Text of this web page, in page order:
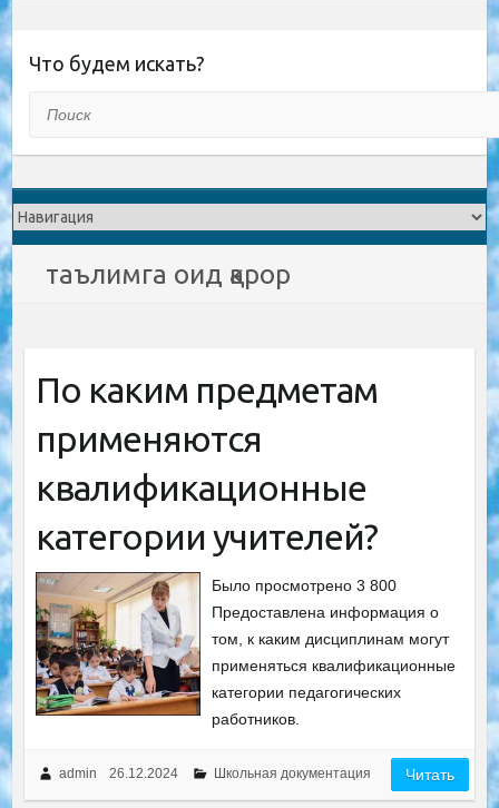
Что будем искать?
таълимга оид қарор
По каким предметам
применяются
квалификационные
категории учителей?
Было просмотрено 3 800
Предоставлена информация о
том, к каким дисциплинам могут
применяться квалификационные
категории педагогических
работников.
admin 26.12.2024 Школьная документация Читать